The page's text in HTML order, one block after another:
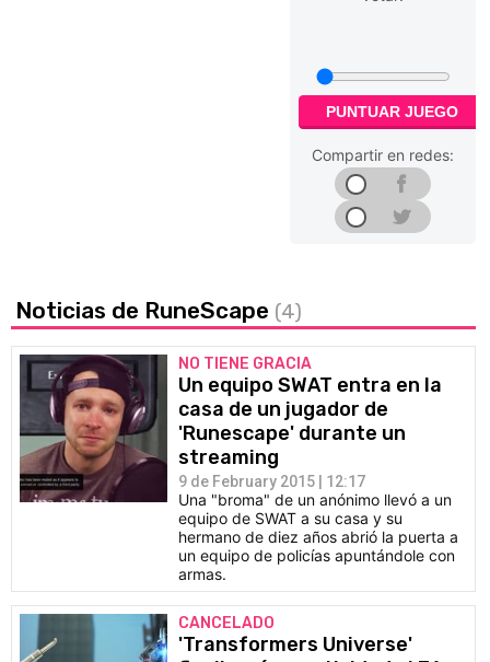
PUNTUAR JUEGO
Compartir en redes:
Noticias de RuneScape (4)
NO TIENE GRACIA
Un equipo SWAT entra en la
casa de un jugador de
'Runescape' durante un
streaming
9 de February 2015 | 12:17
Una "broma" de un anónimo llevó a un
equipo de SWAT a su casa y su
hermano de diez años abrió la puerta a
un equipo de policías apuntándole con
armas.
CANCELADO
'Transformers Universe'